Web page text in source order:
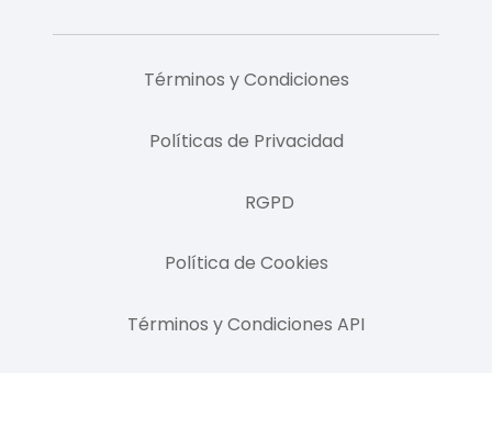
Términos y Condiciones
Políticas de Privacidad
RGPD
Política de Cookies
Términos y Condiciones API